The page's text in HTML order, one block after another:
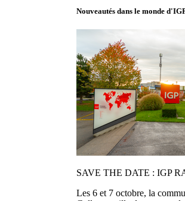
Nouveautés dans le monde
SAVE THE DATE : IGP
Les 6 et 7 octobre, la